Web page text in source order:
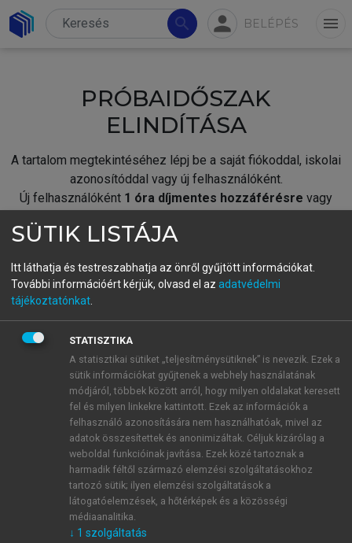
search person BELÉPÉS menu
PRÓBAIDŐSZAK
ELINDÍTÁSA
A tartalom megtekintéséhez lépj be a saját fiókoddal, iskolai
azonosítóddal vagy új felhasználóként.
Új felhasználóként 1 óra díjmentes hozzáférésre vagy
fiókoddal,vagy hozz létre új fiókot.
A regisztráció után apróbaidőszakautomatikusan
BELÉPÉS SAJÁT FIÓKKAL
ÚJ FIÓK LÉTREHOZÁSA
1 óra díjmentes hozzáférés
E-MAIL-CÍM
SÜTIK LISTÁJA
Itt láthatja és testreszabhatja az önről gyűjtött információkat.
További információért kérjük, olvasd el az adatvédelmi
tájékoztatónkat
STATISZTIKA
A statisztikai sütiket „teljesítménysütiknek” is nevezik. Ezek a
sütik információkat gyűjtenek a webhely használatának
módjáról, többek között arról, hogy milyen oldalakat keresett
fel és milyen linkekre kattintott. Ezek az információk a
felhasználó azonosítására nem használhatóak, mivel az
adatok összesítettek és anonimizáltak. Céljuk kizárólag a
weboldal funkcióinak javítása. Ezek közé tartoznak a
harmadik féltől származó elemzési szolgáltatásokhoz
tartozó sütik; ilyen elemzési szolgáltatások a
látogatóelemzések, a hőtérképek és a közösségi
médiaanalitika.
↓ 1 szolgáltatás